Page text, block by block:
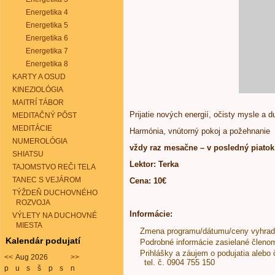
Energetika 4
Energetika 5
Energetika 6
Energetika 7
Energetika 8
KARTY A OSUD
KINEZIOLÓGIA
MAITRÍ TÁBOR
MEDITAČNÝ PÔST
MEDITÁCIE
NUMEROLÓGIA
SHIATSU
TAJOMSTVO REČI TELA
TANEC S VEJÁROM
TÝŽDEŇ DUCHOVNÉHO
ROZVOJA
VÝLETY NA DUCHOVNÉ
MIESTA
Kalendár podujatí
<< Aug 2026
>>
p
u s š p s n
Prijatie nových energií, očisty mysle a
Harmónia, vnútorný pokoj a požehnanie
vždy raz mesačne – v posledný
Lektor: Terka
Cena: 10€
Informácie:
Zmena programu/dátumu/ceny
Podrobné informácie zasielané
Prihlášky a záujem o podujatia
tel. č. 0904 755 150